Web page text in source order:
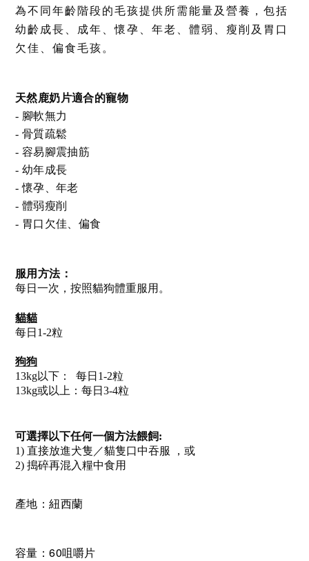
為不同年齡階段的毛孩提供所需能量及營養，包括
幼齡成長、
成年、懷孕、年老、體弱、瘦削及胃口
欠佳、偏食毛孩。
天然鹿奶片適合的寵物
- 腳軟無力
- 骨質疏鬆
- 容易腳震抽筋
- 幼年成長
- 懷孕、年老
- 體弱瘦削
- 胃口欠佳、偏食
服用方法：
每日一次，按照貓狗體重服用。
貓貓
每日 1-2粒
狗狗
13kg以下： 每日 1-2粒
13kg或以上：每日 3-4粒
可選擇以下任何一個方法餵飼:
1) 直接放進犬隻／貓隻口中吞服
，或
2) 搗碎再混入糧中食用
產地：紐西蘭
容量：60咀嚼片